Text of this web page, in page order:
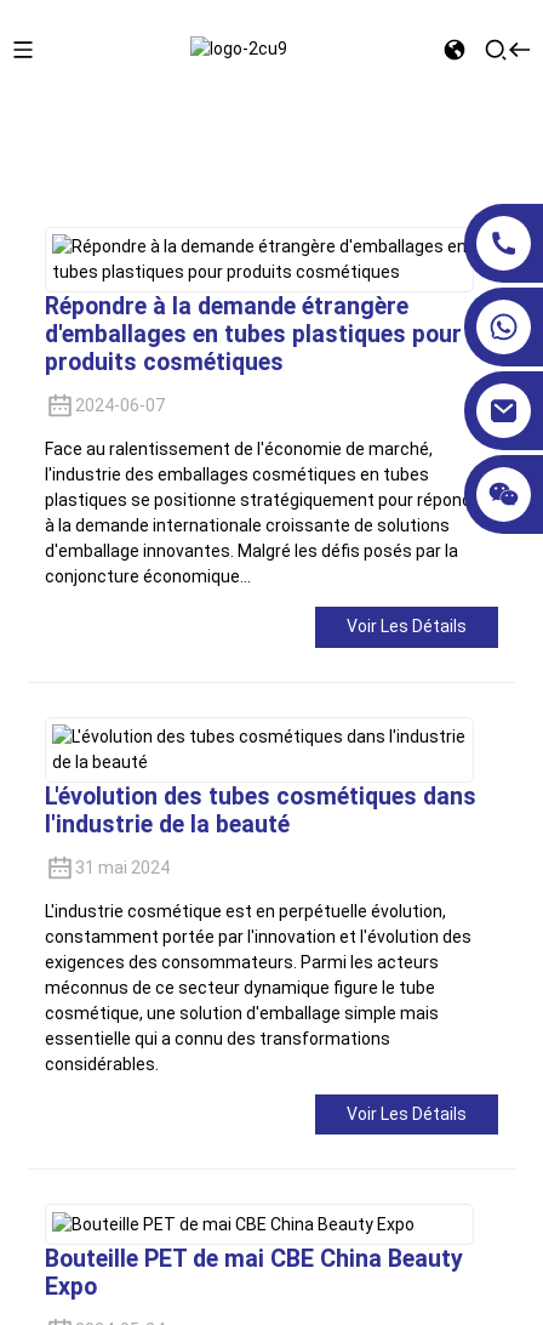
Répondre à la demande étrangère
d'emballages en tubes plastiques pour
produits cosmétiques
2024-06-07
Face au ralentissement de l'économie de marché,
l'industrie des emballages cosmétiques en tubes
plastiques se positionne stratégiquement pour répondre
à la demande internationale croissante de solutions
d'emballage innovantes. Malgré les défis posés par la
conjoncture économique...
Voir Les Détails
L'évolution des tubes cosmétiques dans
l'industrie de la beauté
31 mai 2024
L'industrie cosmétique est en perpétuelle évolution,
constamment portée par l'innovation et l'évolution des
exigences des consommateurs. Parmi les acteurs
méconnus de ce secteur dynamique figure le tube
cosmétique, une solution d'emballage simple mais
essentielle qui a connu des transformations
considérables.
Voir Les Détails
Bouteille PET de mai CBE China Beauty
Expo